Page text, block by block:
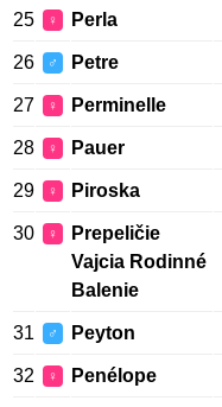
25 ♀ Perla
26 ♂ Petre
27 ♀ Perminelle
28 ♀ Pauer
29 ♀ Piroska
30 ♀
Prepeličie
Vajcia Rodinné
Balenie
31 ♂ Peyton
32 ♀ Penélope